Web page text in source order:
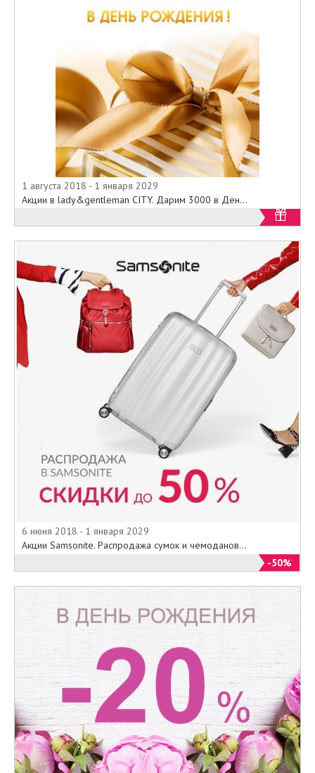
1 августа 2018 - 1 января 2029
Акции в lady&gentleman CITY. Дарим 3000 в Ден...
6 июня 2018 - 1 января 2029
Акции Samsonite. Распродажа сумок и чемоданов...
-50%